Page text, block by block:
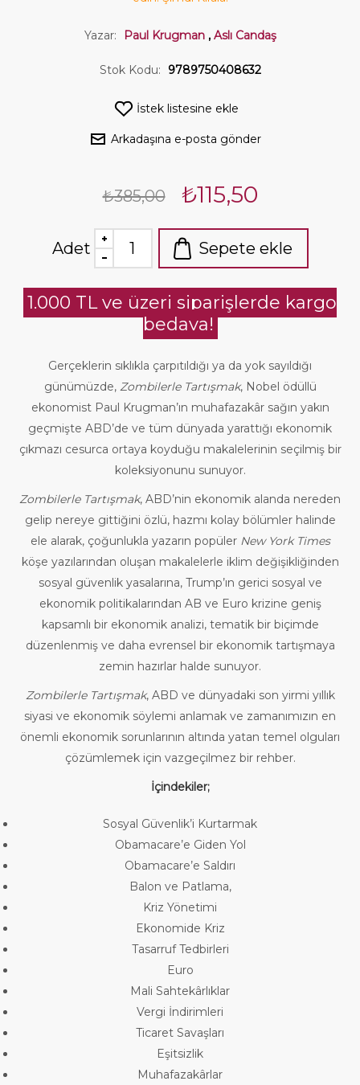
Yazar: Paul Krugman , Aslı Candaş
Stok Kodu: 9789750408632
İstek listesine ekle
Arkadaşına e-posta gönder
₺385,00 ₺115,50
Adet Sepete ekle
1.000 TL ve üzeri siparişlerde kargo
bedava!
Gerçeklerin sıklıkla çarpıtıldığı ya da yok sayıldığı
günümüzde, Zombilerle Tartışmak, Nobel ödüllü
ekonomist Paul Krugman’ın muhafazakâr sağın yakın
geçmişte ABD’de ve tüm dünyada yarattığı ekonomik
çıkmazı cesurca ortaya koyduğu makalelerinin seçilmiş bir
koleksiyonunu sunuyor.
Zombilerle Tartışmak, ABD’nin ekonomik alanda nereden
gelip nereye gittiğini özlü, hazmı kolay bölümler halinde
ele alarak, çoğunlukla yazarın popüler New York Times
köşe yazılarından oluşan makalelerle iklim değişikliğinden
sosyal güvenlik yasalarına, Trump’ın gerici sosyal ve
ekonomik politikalarından AB ve Euro krizine geniş
kapsamlı bir ekonomik analizi, tematik bir biçimde
düzenlenmiş ve daha evrensel bir ekonomik tartışmaya
zemin hazırlar halde sunuyor.
Zombilerle Tartışmak, ABD ve dünyadaki son yirmi yıllık
siyasi ve ekonomik söylemi anlamak ve zamanımızın en
önemli ekonomik sorunlarının altında yatan temel olguları
çözümlemek için vazgeçilmez bir rehber.
İçindekiler;
Sosyal Güvenlik’i Kurtarmak
Obamacare’e Giden Yol
Obamacare’e Saldırı
Balon ve Patlama,
Kriz Yönetimi
Ekonomide Kriz
Tasarruf Tedbirleri
Euro
Mali Sahtekârlıklar
Vergi İndirimleri
Ticaret Savaşları
Eşitsizlik
Muhafazakârlar